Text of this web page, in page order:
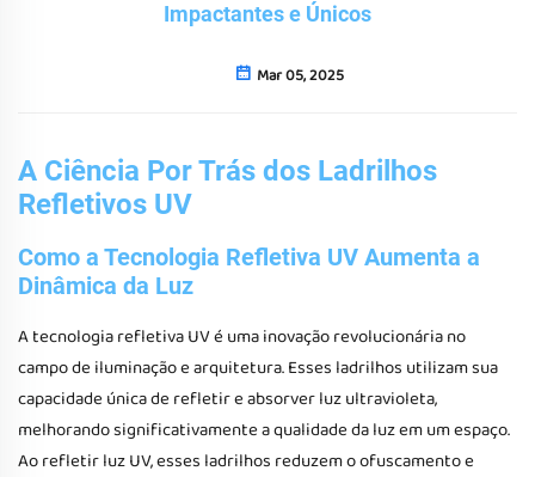
Impactantes e Únicos
Mar 05, 2025
A Ciência Por Trás dos Ladrilhos
Refletivos UV
Como a Tecnologia Refletiva UV Aumenta a
Dinâmica da Luz
A tecnologia refletiva UV é uma inovação revolucionária no
campo de iluminação e arquitetura. Esses ladrilhos utilizam sua
capacidade única de refletir e absorver luz ultravioleta,
melhorando significativamente a qualidade da luz em um espaço.
Ao refletir luz UV, esses ladrilhos reduzem o ofuscamento e